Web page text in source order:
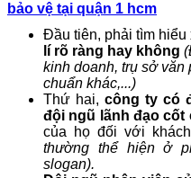
bảo vệ tại quận 1 hcm
Đầu tiên, phải tìm hiểu
lí rõ ràng hay không
kinh doanh, trụ sở văn
chuẩn khác,...)
Thứ hai,công ty có
đội ngũ lãnh đạo cốt
của họ đối với
thường thể hiện ở
slogan).